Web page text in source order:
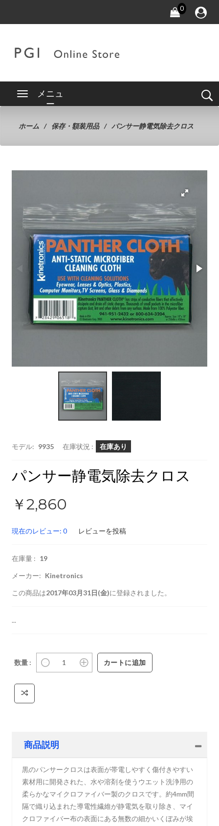
0
メニュ
ー
ホーム 保存・額装用品 パンサー静電気除去クロス
モデル: 9935 在庫状況 : 在庫あり
パンサー静電気除去クロス
￥2,860
現在のレビュー: 0 レビューを投稿
在庫量 : 19
メーカー: Kinetronics
この商品は2017年03月31日(金)に登録されました。
...
数量 :
商品説明
黒のパンサークロスは表面が帯電しやすく傷付きやすい
素材用に開発された、水や溶剤を使うウエット洗浄用の
柔らかなマイクロファイバー製のクロスです。約4mm間
隔で織り込まれた導電性繊維が静電気を取り除き、マイ
クロファイバー布の表面にある無数の細かいくぼみが埃